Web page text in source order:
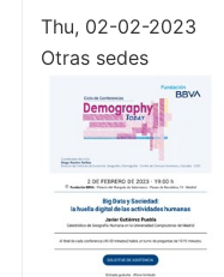
Thu, 02-02-2023
Otras sedes